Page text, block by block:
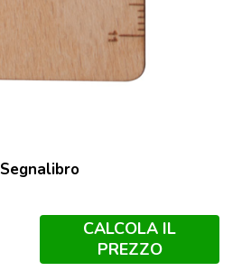
Segnalibro
CALCOLA IL
PREZZO